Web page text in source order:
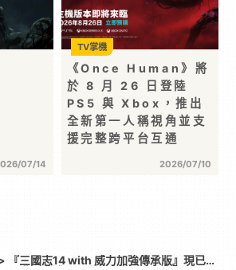
07/14
《Once Human》將
於 8 月 26 日登陸
PS5 與 Xbox，推出
全新第一人稱視角並支
援完整跨平台互通
2026/07/10
TV掌機
『三國志14 with 威力加強傳承版』現已開